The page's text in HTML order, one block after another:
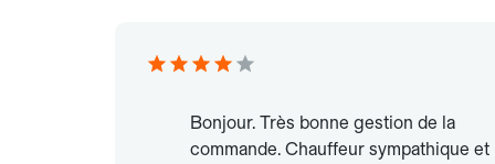
Bonjour. Très bonne gestion de la
commande. Chauffeur sympathique et